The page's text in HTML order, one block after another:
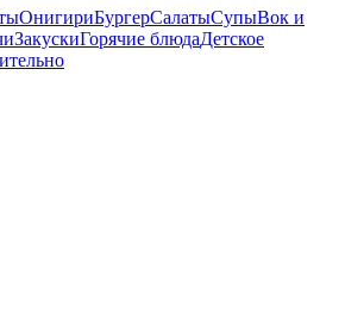
ОнигириБургерСалатыСупыВок и
ЗакускиГорячие блюдаДетское